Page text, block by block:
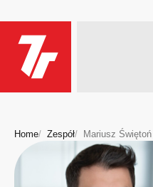
Home Zespół Mariusz Świętoń